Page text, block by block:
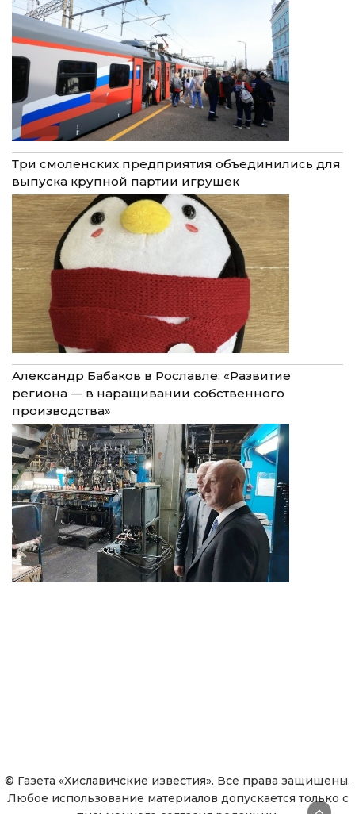
Три смоленских предприятия объединились для
выпуска крупной партии игрушек
Александр Бабаков в Рославле: «Развитие
региона — в наращивании собственного
производства»
© Газета «Хиславичские известия». Все права защищены.
Любое использование материалов допускается только с